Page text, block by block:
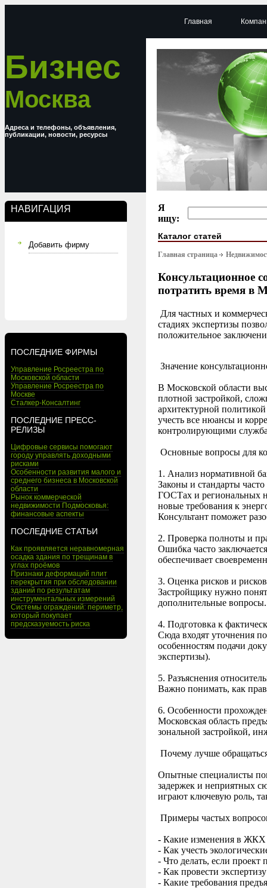
Бизнес
Москва
Адреса и телефоны, объявления,
публикации, новости, ресурсы
НАВИГАЦИЯ
Добавить фирму
ПОСЛЕДНИЕ ФИРМЫ
Управление Росреестра по
Московской области
Управление Росреестра по
Москве
Сталкер-Консалтинг
ПОСЛЕДНИЕ ПРЕСС-
РЕЛИЗЫ
Цифровые сервисы помогают
городу управлять доходными
рисками
Особенности развития малого и
среднего бизнеса в Московской
области
Рынок коммерческой
недвижимости Подмосковья:
финансовые аспекты
ПОСЛЕДНИЕ СТАТЬИ
Как проявляется неравномерная
осадка здания по трещинам в
углах проёмов
Признаки деформаций плит
перекрытия при обследовании
зданий по результатам
инструментальных измерений
Системы ограждений: периметр,
который покупает
предсказуемость риска
Главная
Я
ищу:
Каталог статей
Главная страница
Консультационное
потратить время в
Для частных и
стадиях экспертизы
положительное
Значение
В Московской области
плотной застройкой,
архитектурной
учесть все нюансы и
контролирующими
Основные вопросы для
1. Анализ нормативной
Законы и стандарты
ГОСТах и региональных
новые требования к
Консультант поможет
2. Проверка полноты и
Ошибка часто
обеспечивает
3. Оценка рисков и
Застройщику нужно
дополнительные
4. Подготовка к
Сюда входят уточнения
особенностям подачи
экспертизы).
5. Разъяснения
Важно понимать, как
6. Особенности
Московская область
зональной застройкой,
Почему лучше
Опытные специалисты
задержек и неприятных
играют ключевую роль,
Примеры частых
- Какие изменения в ЖКХ
- Как учесть
- Что делать, если
- Как провести
- Какие требования